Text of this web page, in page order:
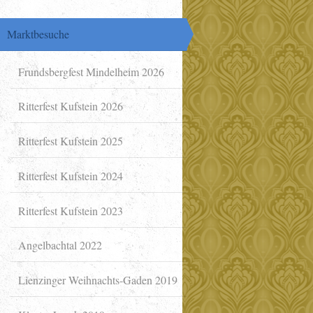
Marktbesuche
Frundsbergfest Mindelheim 2026
Ritterfest Kufstein 2026
Ritterfest Kufstein 2025
Ritterfest Kufstein 2024
Ritterfest Kufstein 2023
Angelbachtal 2022
Lienzinger Weihnachts-Gaden 2019